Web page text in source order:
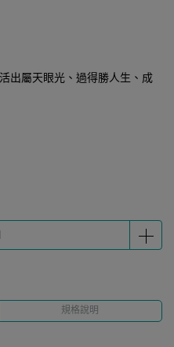
出屬天眼光、過得勝人生、成
規格說明